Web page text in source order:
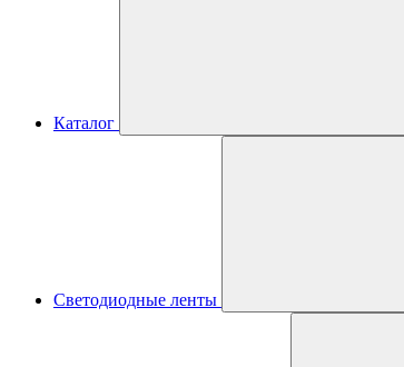
Каталог
Светодиодные ленты